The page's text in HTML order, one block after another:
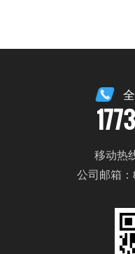
移动热
公司邮箱